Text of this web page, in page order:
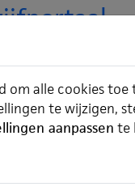
melding op de
8 9 10
om alle cookies
te wijzigen,
aanpassen te